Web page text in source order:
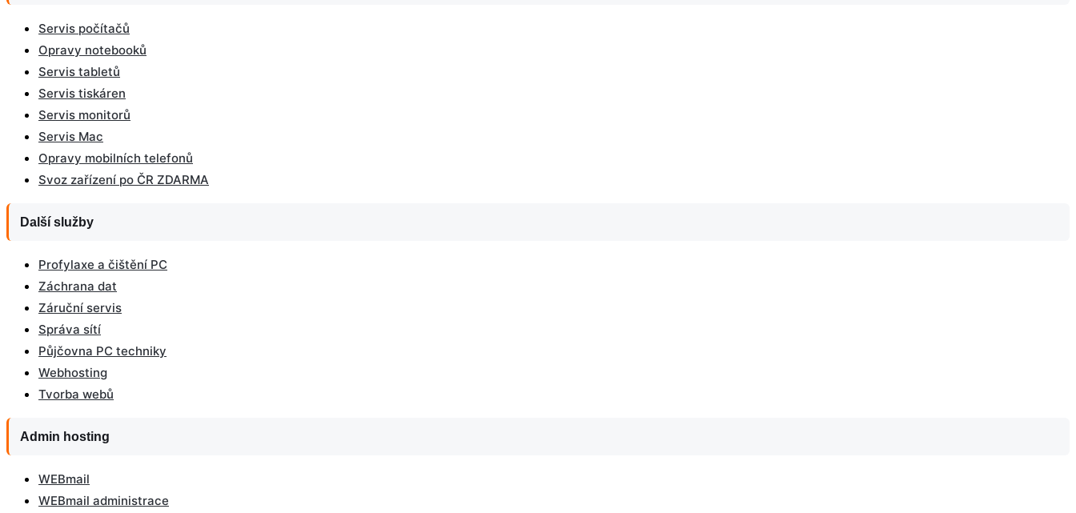
Servis počítačů
Opravy notebooků
Servis tabletů
Servis tiskáren
Servis monitorů
Servis Mac
Opravy mobilních telefonů
Svoz zařízení po ČR ZDARMA
Další služby
Profylaxe a čištění PC
Záchrana dat
Záruční servis
Správa sítí
Půjčovna PC techniky
Webhosting
Tvorba webů
Admin hosting
WEBmail
WEBmail administrace